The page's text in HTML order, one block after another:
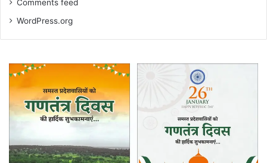
Comments feed
WordPress.org